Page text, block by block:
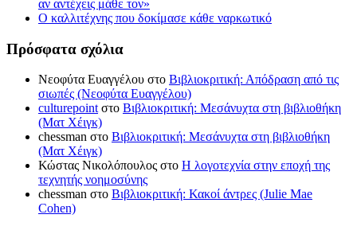
αν αντέχεις μάθε τον»
Ο καλλιτέχνης που δοκίμασε κάθε ναρκωτικό
Πρόσφατα σχόλια
Νεοφύτα Ευαγγέλου στο Βιβλιοκριτική: Απόδραση από τις
σιωπές (Νεοφύτα Ευαγγέλου)
culturepointστο Βιβλιοκριτική: Μεσάνυχτα στη βιβλιοθήκη
(Ματ Χέιγκ)
chessman στο Βιβλιοκριτική: Μεσάνυχτα στη βιβλιοθήκη
(Ματ Χέιγκ)
Κώστας Νικολόπουλος στο Η λογοτεχνία στην εποχή της
τεχνητής νοημοσύνης
chessman στο Βιβλιοκριτική: Κακοί άντρες (Julie Mae
Cohen)